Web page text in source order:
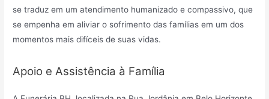
se traduz em um atendimento humanizado e compassivo, que
se empenha em aliviar o sofrimento das famílias em um dos
momentos mais difíceis de suas vidas.
Apoio e Assistência à Família